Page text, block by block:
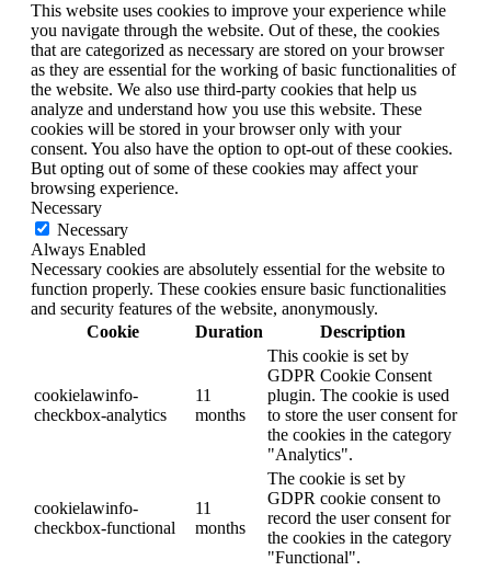
This website uses cookies to improve your experience while
you navigate through the website. Out of these, the cookies
that are categorized as necessary are stored on your browser
as they are essential for the working of basic functionalities of
the website. We also use third-party cookies that help us
analyze and understand how you use this website. These
cookies will be stored in your browser only with your
consent. You also have the option to opt-out of these cookies.
But opting out of some of these cookies may affect your
browsing experience.
Necessary
Necessary
Always Enabled
Necessary cookies are absolutely essential for the website to
function properly. These cookies ensure basic functionalities
and security features of the website, anonymously.
Cookie
Duration Description
cookielawinfo-
checkbox-analytics
11
months
This cookie is set by
GDPR Cookie Consent
plugin. The cookie is used
to store the user consent for
the cookies in the category
"Analytics".
cookielawinfo-
checkbox-functional
11
months
The cookie is set by
GDPR cookie consent to
record the user consent for
the cookies in the category
"Functional".